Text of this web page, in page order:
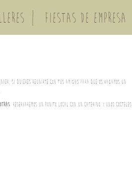
FIESTAS DE EMPRESA
si quieres reunirte con tus amigas para que os hagamos un
. Reservaremos un bonito local con un catering y unos cocteles